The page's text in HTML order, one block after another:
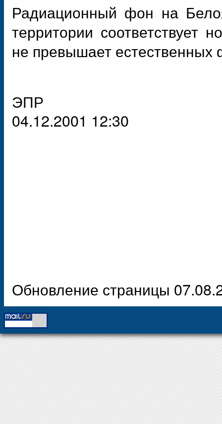
Радиационный фон на
территории соответствует
не превышает естественных
ЭПР
04.12.2001 12:30
Обновление страницы